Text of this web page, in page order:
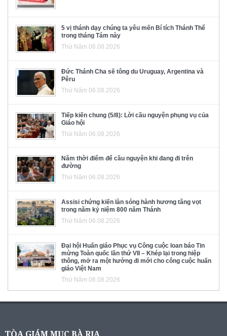
5 vị thánh dạy chúng ta yêu mến Bí tích Thánh Thể
trong tháng Tám này
Thứ Năm 06.08.2026
Đức Thánh Cha sẽ tông du Uruguay, Argentina và
Pêru
Thứ Năm 06.08.2026
Tiếp kiến chung (5/8): Lời cầu nguyện phụng vụ của
Giáo hội
Thứ Năm 06.08.2026
Năm thời điểm để cầu nguyện khi đang đi trên
đường
Thứ Năm 06.08.2026
Assisi chứng kiến làn sóng hành hương tăng vọt
trong năm kỷ niệm 800 năm Thánh
Thứ Năm 06.08.2026
Đại hội Huấn giáo Phục vụ Công cuộc loan báo Tin
mừng Toàn quốc lần thứ VII – Khép lại trong hiệp
thông, mở ra một hướng đi mới cho công cuộc huấn
giáo Việt Nam
Thứ Năm 06.08.2026